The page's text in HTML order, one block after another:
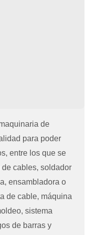
de
para poder
entre los que se
cables, soldador
ensambladora o
de cable, máquina
sistema
de barras y